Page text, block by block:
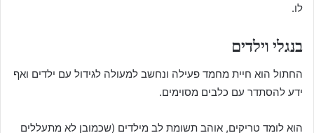
לו.
בנגלי וילדים
החתול הוא חיית מחמד פעילה ונחשב למעולה לגידול עם ילדים ואף
ידע להסתדר עם כלבים מסוימים.
הוא לומד טריקים, אוהב תשומת לב מילדים (שכמובן לא מתעללים